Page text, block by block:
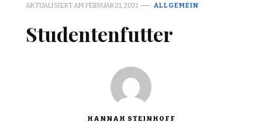
AKTUALISIERT AM FEBRUAR 21, 2021 ALLGEMEIN
Studentenfutter
HANNAH STEINHOFF